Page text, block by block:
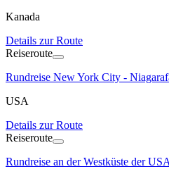
Kanada
Details zur Route
Reiseroute
Rundreise New York City -
USA
Details zur Route
Reiseroute
Rundreise an der Westküste der